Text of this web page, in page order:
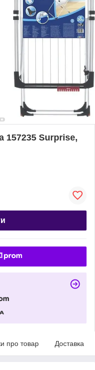
157235 Surprise,
про товар Доставка